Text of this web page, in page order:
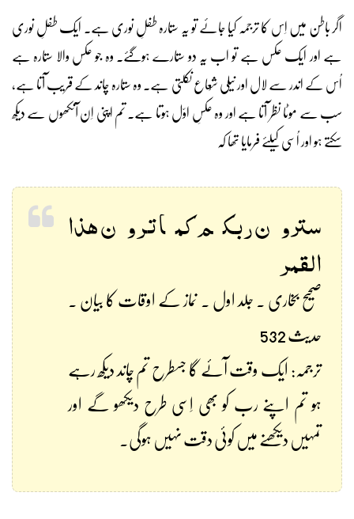
اگر باطن میں اِس کا ترجمہ کیا جائے تو یہ ستارہ طفلِ نوری ہے۔ ایک طفلِ نوری
ہے اور ایک عکس ہے تو اب یہ دو ستارے ہوگئے۔ وہ جو عکس والا ستارہ ہے
اُس کے اندر سے لال اور نیلی شُعاع نکلتی ہے۔ وہ ستارہ چاند کے قریب آتا ہے،
سب سے موٹا نظر آتا ہے اور وہ عکسِ اوّل ہوتا ہے۔ تم اپنی اِن آنکھوں سے دیکھ
سکتے ہو اور اُسی کیلئے فرمایا تھا کہ
سترون ربکم کما ترون هذا
القمر
صحیح بخاری ۔ جلد اول ۔ نماز کے اوقات کا بیان ۔
حدیث 532
ترجمہ: ایک وقت آئے گا جسطرح تم چاند دیکھ رہے
ہو تم اپنے رب کو بھی اِسی طرح دیکھو گے اور
تمہیں دیکھنے میں کوئی دقت نہیں ہوگی۔